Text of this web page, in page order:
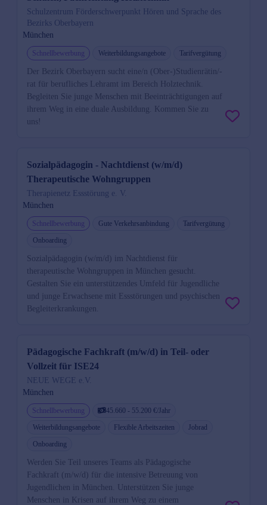
Schulzentrum Förderschwerpunkt Hören und Sprache des
Bezirks Oberbayern
München
Schnellbewerbung Weiterbildungsangebote Tarifvergütung
Der Bezirk Oberbayern sucht eine/n (Ober-)Studienrätin/-
rat für berufliches Lehramt im Bereich Holztechnik.
Begleiten Sie junge Menschen mit Beeinträchtigungen auf
ihrem Weg in eine duale Ausbildung. Kommen Sie zu
uns!
Sozialpädagogin - Nachtdienst (w/m/d)
Therapeutische Wohngruppen
Therapienetz Essstörung e. V.
München
Schnellbewerbung Gute Verkehrsanbindung
Tarifvergütung
Onboarding
Sozialpädagogin (w/m/d) im Nachtdienst für
therapeutische Wohngruppen in München gesucht.
Gestalten Sie ein unterstützendes Umfeld für Jugendliche
und junge Erwachsene mit Essstörungen und psychischen
Begleiterkrankungen.
Pädagogische Fachkraft (m/w/d) in Teil- oder
Vollzeit für ISE24
NEUE WEGE e.V.
München
Schnellbewerbung
45.660 - 55.200 €/Jahr
Weiterbildungsangebote
Flexible Arbeitszeiten
Jobrad
Onboarding
Werden Sie Teil unseres Teams als Pädagogische
Fachkraft (m/w/d) für die intensive Betreuung von
Jugendlichen in München. Unterstützen Sie junge
Menschen in Krisen auf ihrem Weg zu einem